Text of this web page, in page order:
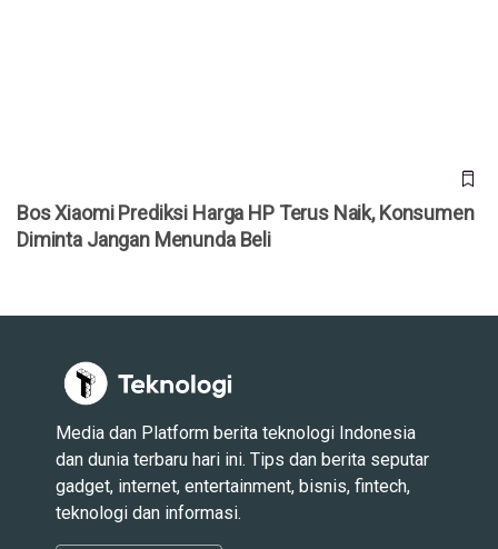
Bos Xiaomi Prediksi Harga HP Terus Naik, Konsumen
Diminta Jangan Menunda Beli
Media dan Platform berita teknologi Indonesia
dan dunia terbaru hari ini. Tips dan berita seputar
gadget, internet, entertainment, bisnis, fintech,
teknologi dan informasi.